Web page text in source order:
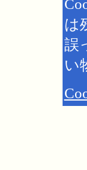
は
誤
い